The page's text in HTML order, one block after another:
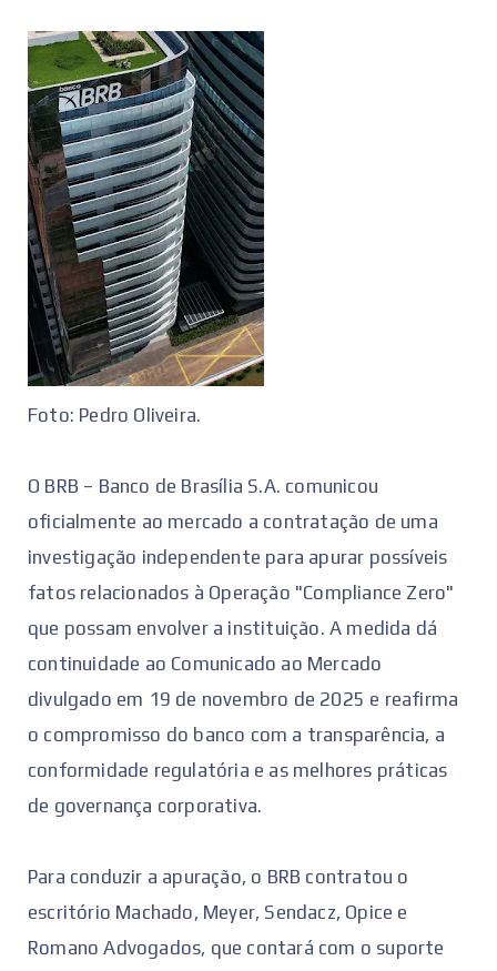
Foto: Pedro Oliveira.
O BRB – Banco de Brasília S.A. comunicou
oficialmente ao mercado a contratação de uma
investigação independente para apurar possíveis
fatos relacionados à Operação "Compliance Zero"
que possam envolver a instituição. A medida dá
continuidade ao Comunicado ao Mercado
divulgado em 19 de novembro de 2025 e reafirma
o compromisso do banco com a transparência, a
conformidade regulatória e as melhores práticas
de governança corporativa.
Para conduzir a apuração, o BRB contratou o
escritório Machado, Meyer, Sendacz, Opice e
Romano Advogados, que contará com o suporte